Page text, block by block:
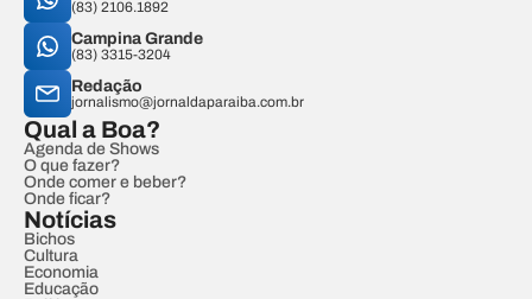
(83) 2106.1892
Campina Grande
(83) 3315-3204
Redação
jornalismo@jornaldaparaiba.com.br
Qual a Boa?
Agenda de Shows
O que fazer?
Onde comer e beber?
Onde ficar?
Notícias
Bichos
Cultura
Economia
Educação